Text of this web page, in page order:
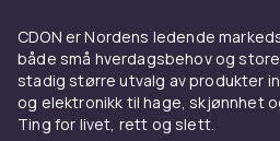
CDON er Nordens ledende
både små hverdagsbehov og
stadig større utvalg av produkter
og elektronikk til hage, skjønnhet
Ting for livet, rett og slett.